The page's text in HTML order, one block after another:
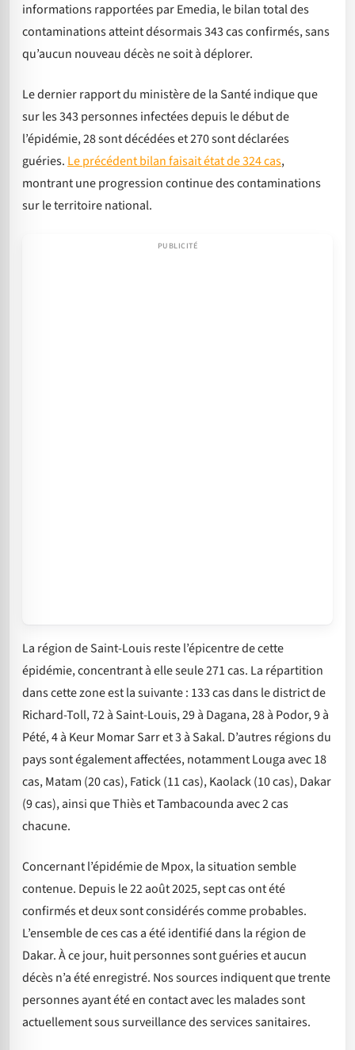
informations rapportées par Emedia, le bilan total des
contaminations atteint désormais 343 cas confirmés, sans
qu’aucun nouveau décès ne soit à déplorer.
Le dernier rapport du ministère de la Santé indique que
sur les 343 personnes infectées depuis le début de
l’épidémie, 28 sont décédées et 270 sont déclarées
guéries. Le précédent bilan faisait état de 324 cas,
montrant une progression continue des contaminations
sur le territoire national.
La région de Saint-Louis reste l’épicentre de cette
épidémie, concentrant à elle seule 271 cas. La répartition
dans cette zone est la suivante : 133 cas dans le district de
Richard-Toll, 72 à Saint-Louis, 29 à Dagana, 28 à Podor, 9 à
Pété, 4 à Keur Momar Sarr et 3 à Sakal. D’autres régions du
pays sont également affectées, notamment Louga avec 18
cas, Matam (20 cas), Fatick (11 cas), Kaolack (10 cas), Dakar
(9 cas), ainsi que Thiès et Tambacounda avec 2 cas
chacune.
Concernant l’épidémie de Mpox, la situation semble
contenue. Depuis le 22 août 2025, sept cas ont été
confirmés et deux sont considérés comme probables.
L’ensemble de ces cas a été identifié dans la région de
Dakar. À ce jour, huit personnes sont guéries et aucun
décès n’a été enregistré. Nos sources indiquent que trente
personnes ayant été en contact avec les malades sont
actuellement sous surveillance des services sanitaires.